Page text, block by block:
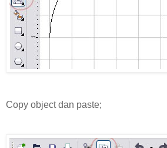
Copy object dan paste;